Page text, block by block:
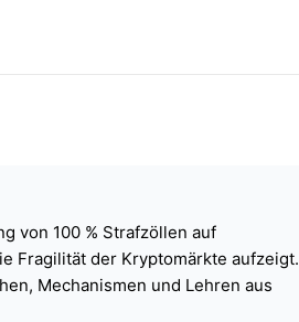
von 100 % Strafzöllen auf
Fragilität der Kryptomärkte aufzeigt.
Mechanismen und Lehren aus